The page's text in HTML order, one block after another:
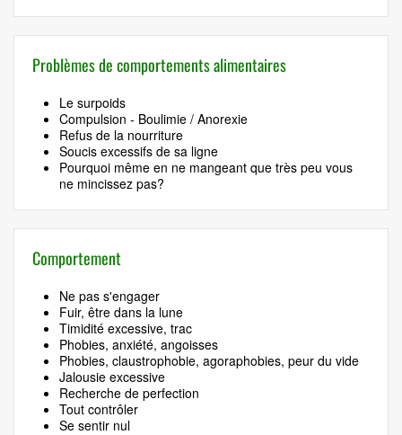
Problèmes de comportements alimentaires
Le surpoids
Compulsion - Boulimie / Anorexie
Refus de la nourriture
Soucis excessifs de sa ligne
Pourquoi même en ne mangeant que très peu vous
ne mincissez pas?
Comportement
Ne pas s'engager
Fuir, être dans la lune
Timidité excessive, trac
Phobies, anxiété, angoisses
Phobies, claustrophobie, agoraphobies, peur du vide
Jalousie excessive
Recherche de perfection
Tout contrôler
Se sentir nul